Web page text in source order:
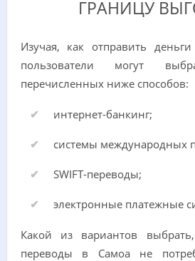
ГРАНИЦУ
Изучая, как отправить
пользователи могут
перечисленных ниже способов:
интернет-банкинг;
системы международных
SWIFT-переводы;
электронные платежные
Какой из вариантов
переводы в Самоа не